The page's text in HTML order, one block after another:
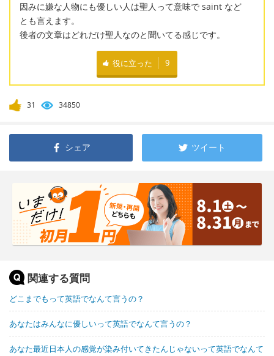
因みに嫌な人物にも優しい人は聖人って意味で saint など
とも言えます。
後者の文章はどれだけ聖人なのと聞いてる感じです。
役に立った 9
31 34850
シェア ツイート
関連する質問
どこまでもって英語でなんて言うの？
あなたはみんなに優しいって英語でなんて言うの？
あなた最近日本人の感覚が染み付いてきたんじゃないって英語でなんて